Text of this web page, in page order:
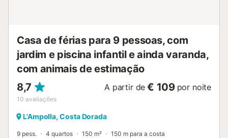
Casa de férias para 9 pessoas, com
jardim e piscina infantil e ainda varanda,
com animais de estimação
8,7
10 avaliações
A partir de € 109 por noite
L'Ampolla, Costa Dorada
9 pess. 4 quartos 150 m² 150 m para a costa